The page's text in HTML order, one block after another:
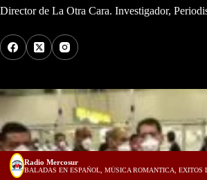
Director de La Otra Cara. Investigador,
Radio Mercosur